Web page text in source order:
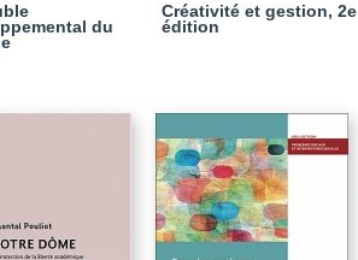
du
Créativité et gestion, 2e
édition